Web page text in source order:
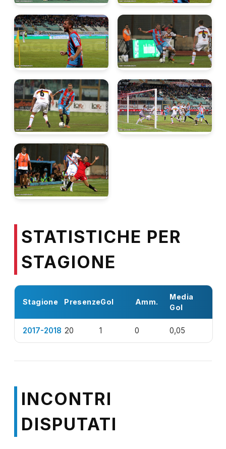
STATISTICHE PER
STAGIONE
Stagione PresenzeGol Amm.
Media
Gol
2017-2018 20 1 0 0,05
INCONTRI
DISPUTATI